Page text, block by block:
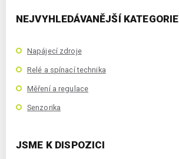
NEJVYHLEDÁVANĚJŠÍ KATEGORIE
Napájecí zdroje
Relé a spínací technika
Měření a regulace
Senzorika
JSME K DISPOZICI